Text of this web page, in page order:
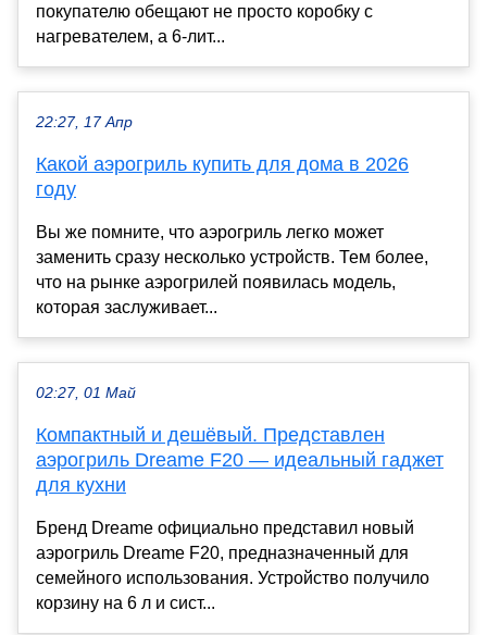
покупателю обещают не просто коробку с
нагревателем, а 6-лит...
22:27, 17 Апр
Какой аэрогриль купить для дома в 2026
году
Вы же помните, что аэрогриль легко может
заменить сразу несколько устройств. Тем более,
что на рынке аэрогрилей появилась модель,
которая заслуживает...
02:27, 01 Май
Компактный и дешёвый. Представлен
аэрогриль Dreame F20 — идеальный гаджет
для кухни
Бренд Dreame официально представил новый
аэрогриль Dreame F20, предназначенный для
семейного использования. Устройство получило
корзину на 6 л и сист...